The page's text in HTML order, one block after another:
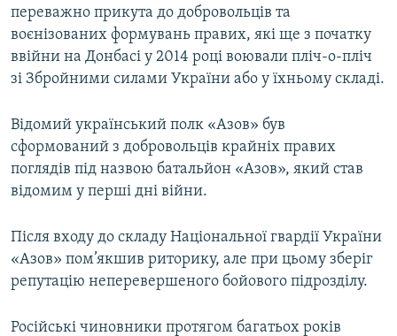
переважно прикута до добровольців та
воєнізованих формувань правих, які ще з початку
ввійни на Донбасі у 2014 році воювали пліч-о-пліч
зі Збройними силами України або у їхньому складі.
Відомий український полк «Азов» був
сформований з добровольців крайніх правих
поглядів під назвою батальйон «Азов», який став
відомим у перші дні війни.
Після входу до складу Національної гвардії України
«Азов» пом’якшив риторику, але при цьому зберіг
репутацію неперевершеного бойового підрозділу.
Російські чиновники протягом багатьох років